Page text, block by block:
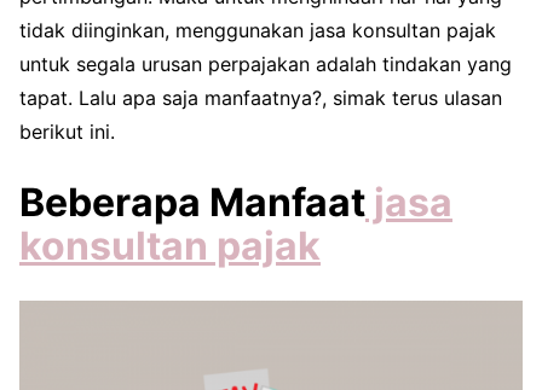
tidak diinginkan, menggunakan jasa konsultan pajak
untuk segala urusan perpajakan adalah tindakan yang
tapat. Lalu apa saja manfaatnya?, simak terus ulasan
berikut ini.
Beberapa Manfaat jasa
konsultan pajak